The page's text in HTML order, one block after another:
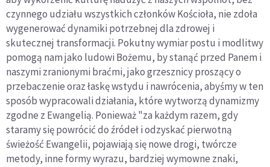
czynnego udziału wszystkich członków Kościoła, nie zdoła
wygenerować dynamiki potrzebnej dla zdrowej i
skutecznej transformacji. Pokutny wymiar postu i modlitwy
pomogą nam jako ludowi Bożemu, by stanąć przed Panem i
naszymi zranionymi braćmi, jako grzesznicy proszący o
przebaczenie oraz łaskę wstydu i nawrócenia, abyśmy w ten
sposób wypracowali działania, które wytworzą dynamizmy
zgodne z Ewangelią. Ponieważ "za każdym razem, gdy
staramy się powrócić do źródeł i odzyskać pierwotną
świeżość Ewangelii, pojawiają się nowe drogi, twórcze
metody, inne formy wyrazu, bardziej wymowne znaki,